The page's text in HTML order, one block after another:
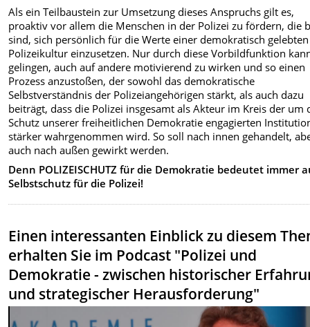
Als ein Teilbaustein zur Umsetzung dieses Anspruchs gilt es,
proaktiv vor allem die Menschen in der Polizei zu fördern, die
sind, sich persönlich für die Werte einer demokratisch gelebten
Polizeikultur einzusetzen. Nur durch diese Vorbildfunktion
gelingen, auch auf andere motivierend zu wirken und so einen
Prozess anzustoßen, der sowohl das demokratische
Selbstverständnis der Polizeiangehörigen stärkt, als auch dazu
beiträgt, dass die Polizei insgesamt als Akteur im Kreis der um
Schutz unserer freiheitlichen Demokratie engagierten
stärker wahrgenommen wird. So soll nach innen gehandelt,
auch nach außen gewirkt werden.
Denn POLIZEISCHUTZ für die Demokratie bedeutet immer
Selbstschutz für die Polizei!
Einen interessanten Einblick zu diesem
erhalten Sie im Podcast "Polizei und
Demokratie - zwischen historischer
und strategischer Herausforderung"